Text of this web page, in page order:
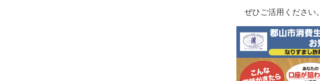
ぜひご活用ください。